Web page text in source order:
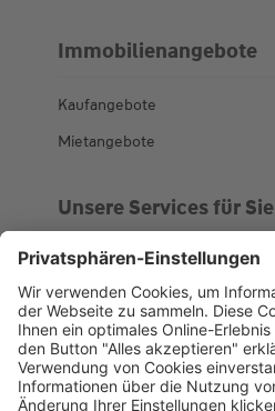
Immobilienangebote
Kaufangebote
Mietangebote
Unsere Services für Sie
Kundenportal
Ankaufsprofil
Über WHS